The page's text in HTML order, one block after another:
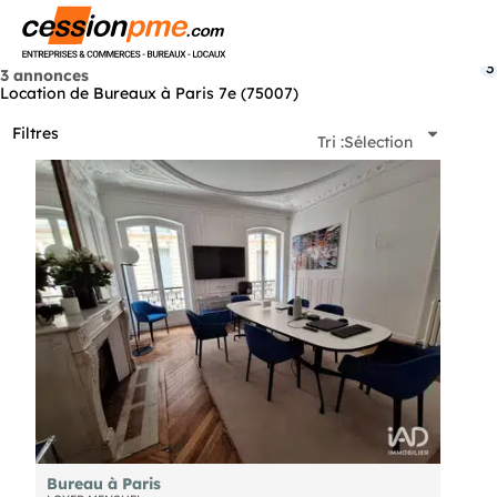
3 annonces
Location de Bureaux à Paris 7e (75007)
Filtres
3
Tri :Sélection
Bureau à Paris